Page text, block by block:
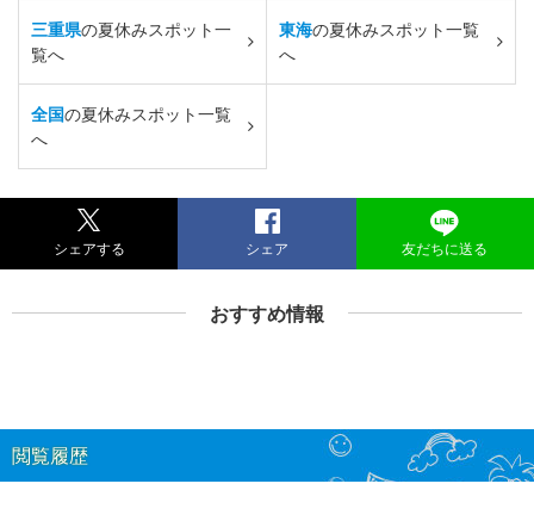
三重県の夏休みスポット一
覧へ
東海の夏休みスポット一覧
へ
全国の夏休みスポット一覧
へ
シェアする シェア 友だちに送る
おすすめ情報
閲覧履歴